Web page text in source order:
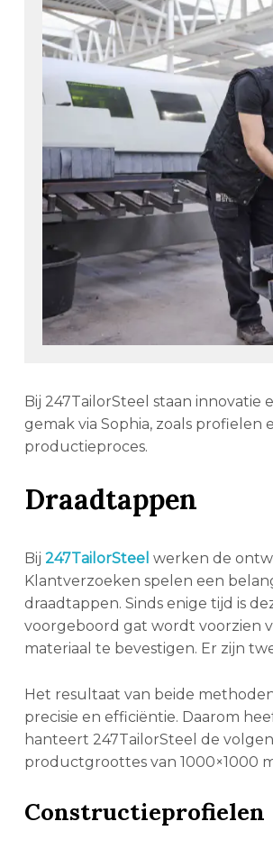
Bij 247TailorSteel staan
gemak via Sophia, zoals
productieproces.
Draadtappen
Bij 247TailorSteel werken de
Klantverzoeken spelen een
draadtappen. Sinds enige tijd is
voorgeboord gat wordt voorzien
materiaal te bevestigen. Er zijn
Het resultaat van beide
precisie en efficiëntie. Daarom
hanteert 247TailorSteel de
productgroottes van 1000×1000
Constructieprofielen